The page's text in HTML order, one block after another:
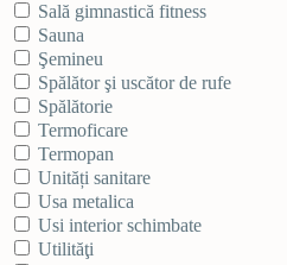
Sală gimnastică fitness
Sauna
Şemineu
Spălător şi uscător de rufe
Spălătorie
Termoficare
Termopan
Unități sanitare
Usa metalica
Usi interior schimbate
Utilităţi